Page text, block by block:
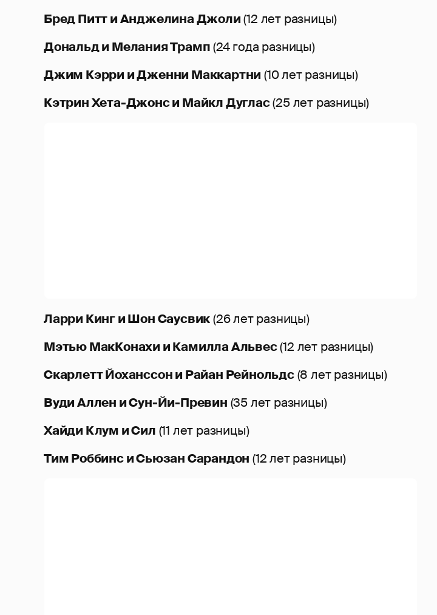
Бред Питт и Анджелина Джоли(12 лет разницы)
Дональд и Мелания Трамп(24 года разницы)
Джим Кэрри и Дженни Маккартни (10 лет разницы)
Кэтрин Хета-Джонс и Майкл Дуглас(25 лет разницы)
Ларри Кинг и Шон Саусвик(26 лет разницы)
Мэтью МакКонахи и Камилла Альвес(12 лет разницы)
Скарлетт Йоханссон и Райан Рейнольдс(8 лет разницы)
Вуди Аллен и Сун-Йи-Превин (35 лет разницы)
Хайди Клум и Сил (11 лет разницы)
Тим Роббинс и Сьюзан Сарандон (12 лет разницы)